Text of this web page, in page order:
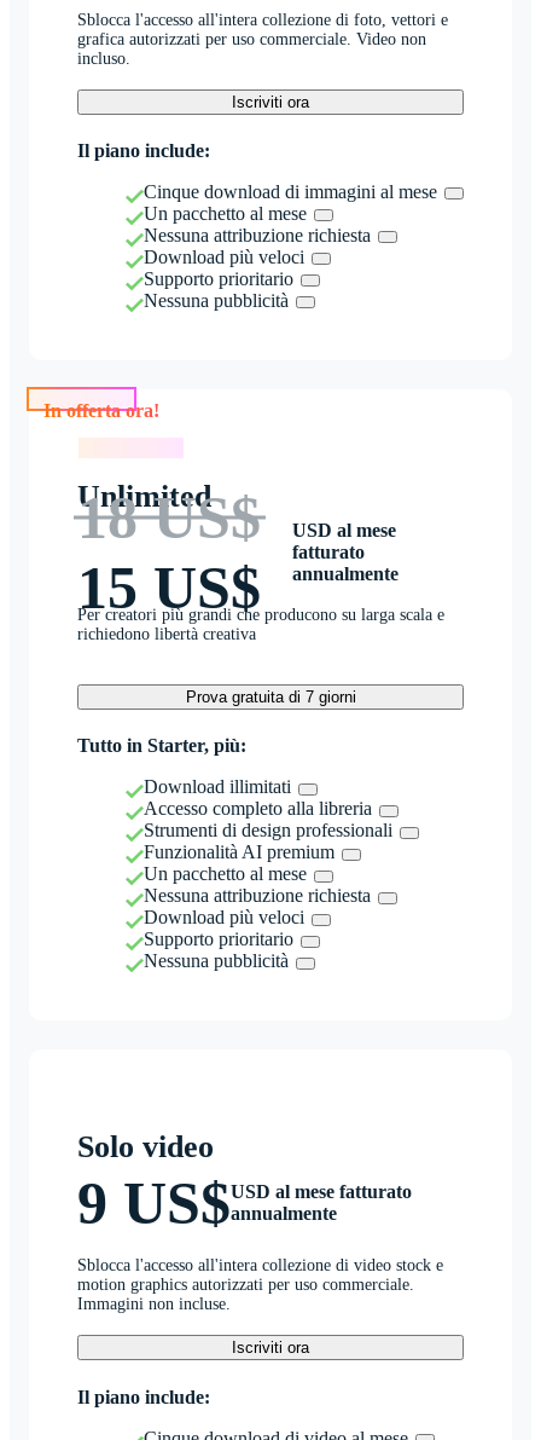
Sblocca l'accesso all'intera collezione di foto, vettori e
grafica autorizzati per uso commerciale. Video non
incluso.
Iscriviti ora
Il piano include:
Cinque download di immagini al mese
Un pacchetto al mese
Nessuna attribuzione richiesta
Download più veloci
Supporto prioritario
Nessuna pubblicità
Unlimited
18 US$
15 US$
USD al mese
fatturato
annualmente
Per creatori più grandi che producono su larga scala e
richiedono libertà creativa
Prova gratuita di 7 giorni
Tutto in Starter, più:
Download illimitati
Accesso completo alla libreria
Strumenti di design professionali
Funzionalità AI premium
Un pacchetto al mese
Nessuna attribuzione richiesta
Download più veloci
Supporto prioritario
Nessuna pubblicità
Solo video
9 US$USD al mese fatturato
annualmente
Sblocca l'accesso all'intera collezione di video stock e
motion graphics autorizzati per uso commerciale.
Immagini non incluse.
Iscriviti ora
Il piano include: